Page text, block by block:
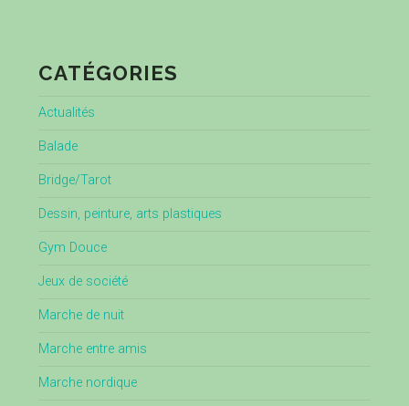
CATÉGORIES
Actualités
Balade
Bridge/Tarot
Dessin, peinture, arts plastiques
Gym Douce
Jeux de société
Marche de nuit
Marche entre amis
Marche nordique